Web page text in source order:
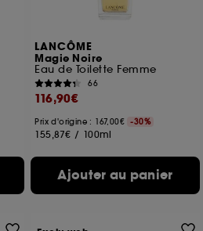
LANCÔME
Magie Noire
Eau de Toilette Femme
66
116,90€
Prix d'origine : 167,00€ -30%
155,87€ / 100ml
Ajouter au panier